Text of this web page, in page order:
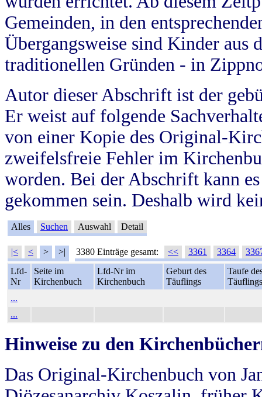
Gemeinden, in den
Übergangsweise sind Kinder aus
traditionellen Gründen - in
Autor dieser Abschrift ist der
Er weist auf folgende
von einer Kopie des Original-
zweifelsfreie Fehler im
worden. Bei der Abschrift kann
gekommen sein. Deshalb wird
Alles Suchen Auswahl Detail
|< < > >| 3380 Einträge gesamt: << 3361 3364
Lfd-
Nr
Seite im
Kirchenbuch
Lfd-Nr im
Kirchenbuch
Geburt des
Täuflings
Taufe
Täuflings
...
...
Hinweise zu den
Das Original-Kirchenbuch von